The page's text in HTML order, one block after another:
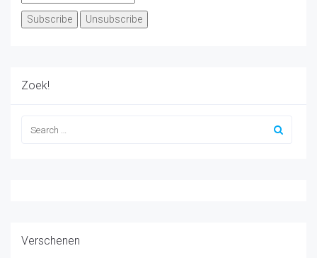
Zoek!
Verschenen